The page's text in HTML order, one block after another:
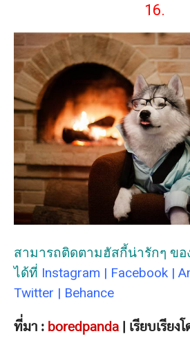
16.
สามารถติดตามฮัสกี้น่ารักๆ ขอ
ได้ที่ Instagram | Facebook |
Twitter | Behance
ที่มา : boredpanda | เรียบเรียง